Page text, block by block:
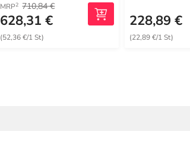
MRP2 710,84 €
628,31 €
(52,36 €/1 St)
228,89 €
(22,89 €/1 St)